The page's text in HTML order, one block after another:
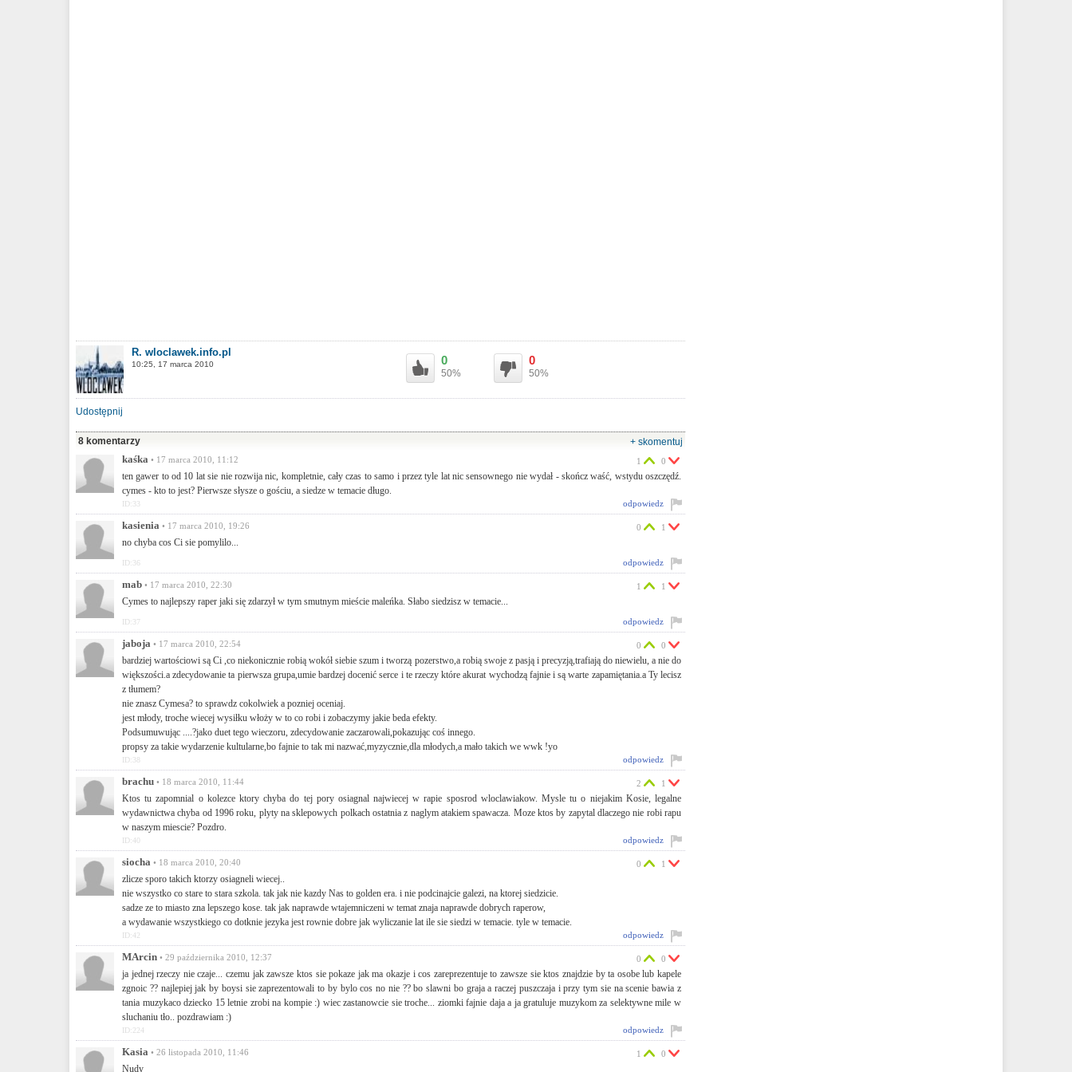
R. wloclawek.info.pl
10:25, 17 marca 2010 0
50%
0
50%
Udostępnij
8 komentarzy
+ skomentuj
kaśka • 17 marca 2010, 11:12
ten gawer to od 10 lat sie nie rozwija nic, kompletnie, cały czas to samo i przez tyle lat nic sensownego nie wydał - skończ waść, wstydu oszczędź.
cymes - kto to jest? Pierwsze słysze o gościu, a siedze w temacie długo.
1 0
odpowiedz
ID:33
kasienia • 17 marca 2010, 19:26
no chyba cos Ci sie pomylilo...
0 1
odpowiedz
ID:36
mab • 17 marca 2010, 22:30
Cymes to najlepszy raper jaki się zdarzył w tym smutnym mieście maleńka. Słabo siedzisz w temacie...
1 1
odpowiedz
ID:37
jaboja • 17 marca 2010, 22:54
bardziej wartościowi są Ci ,co niekonicznie robią wokół siebie szum i tworzą pozerstwo,a robią swoje z pasją i precyzją,trafiają do niewielu, a nie do
większości.a zdecydowanie ta pierwsza grupa,umie bardzej docenić serce i te rzeczy które akurat wychodzą fajnie i są warte zapamiętania.a Ty lecisz
z tłumem?
nie znasz Cymesa? to sprawdz cokolwiek a pozniej oceniaj.
jest młody, troche wiecej wysiłku włoży w to co robi i zobaczymy jakie beda efekty.
Podsumuwując ....?jako duet tego wieczoru, zdecydowanie zaczarowali,pokazując coś innego.
propsy za takie wydarzenie kultularne,bo fajnie to tak mi nazwać,myzycznie,dla młodych,a mało takich we wwk !yo
0 0
odpowiedz
ID:38
brachu • 18 marca 2010, 11:44
Ktos tu zapomnial o kolezce ktory chyba do tej pory osiagnal najwiecej w rapie sposrod wloclawiakow. Mysle tu o niejakim Kosie, legalne
wydawnictwa chyba od 1996 roku, plyty na sklepowych polkach ostatnia z naglym atakiem spawacza. Moze ktos by zapytal dlaczego nie robi rapu
w naszym miescie? Pozdro.
2 1
odpowiedz
ID:40
siocha • 18 marca 2010, 20:40
zlicze sporo takich ktorzy osiagneli wiecej..
nie wszystko co stare to stara szkola. tak jak nie kazdy Nas to golden era. i nie podcinajcie galezi, na ktorej siedzicie.
sadze ze to miasto zna lepszego kose. tak jak naprawde wtajemniczeni w temat znaja naprawde dobrych raperow,
a wydawanie wszystkiego co dotknie jezyka jest rownie dobre jak wyliczanie lat ile sie siedzi w temacie. tyle w temacie.
0 1
odpowiedz
ID:42
MArcin • 29 października 2010, 12:37
ja jednej rzeczy nie czaje... czemu jak zawsze ktos sie pokaze jak ma okazje i cos zareprezentuje to zawsze sie ktos znajdzie by ta osobe lub kapele
zgnoic ?? najlepiej jak by boysi sie zaprezentowali to by bylo cos no nie ?? bo slawni bo graja a raczej puszczaja i przy tym sie na scenie bawia z
tania muzykaco dziecko 15 letnie zrobi na kompie :) wiec zastanowcie sie troche... ziomki fajnie daja a ja gratuluje muzykom za selektywne mile w
sluchaniu tło.. pozdrawiam :)
0 0
odpowiedz
ID:224
Kasia • 26 listopada 2010, 11:46
Nudy
1 0